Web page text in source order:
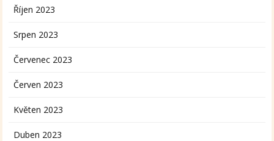
Říjen 2023
Srpen 2023
Červenec 2023
Červen 2023
Květen 2023
Duben 2023